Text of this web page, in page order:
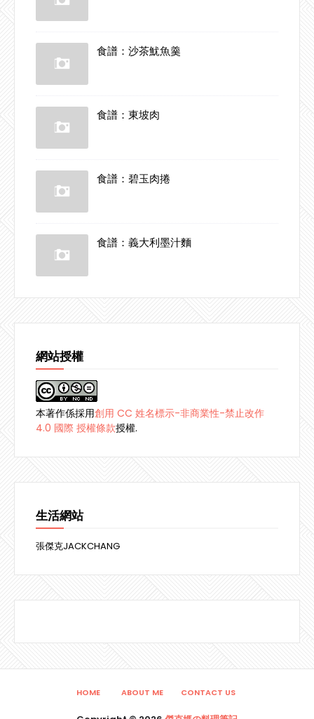
食譜：沙茶魷魚羹
食譜：東坡肉
食譜：碧玉肉捲
食譜：義大利墨汁麵
網站授權
本著作係採用創用 CC 姓名標示-非商業性-禁止改作
4.0 國際 授權條款授權.
生活網站
張傑克JACKCHANG
HOME ABOUT ME CONTACT US